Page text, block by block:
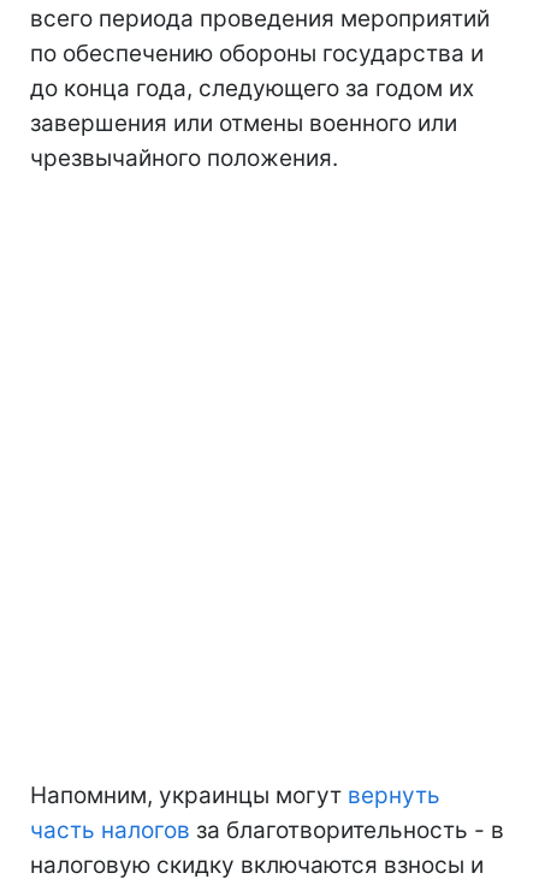
всего периода проведения мероприятий
по обеспечению обороны государства и
до конца года, следующего за годом их
завершения или отмены военного или
чрезвычайного положения.
Напомним, украинцы могут вернуть
часть налогов за благотворительность - в
налоговую скидку включаются взносы и